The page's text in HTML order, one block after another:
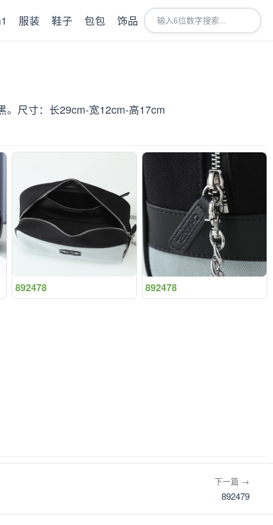
服装 鞋子 包包 饰品
。尺寸：长29cm-宽12cm-高17cm
892478 892478
下一篇 →
892479